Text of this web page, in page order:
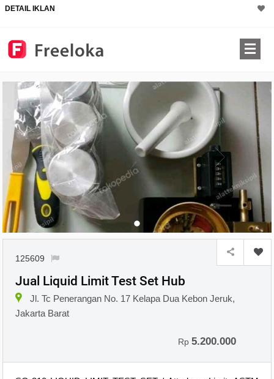
DETAIL IKLAN
125609
Jual Liquid Limit Test Set Hub
Jl. Tc Penerangan No. 17 Kelapa Dua Kebon Jeruk,
Jakarta Barat
Rp5.200.000